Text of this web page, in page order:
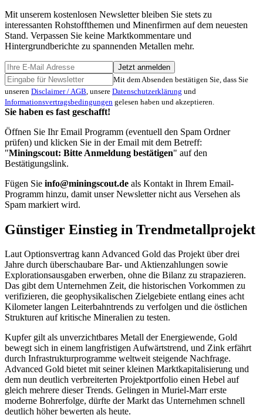
Mit unserem kostenlosen Newsletter bleiben Sie stets zu
interessanten Rohstoffthemen und Minenfirmen auf dem neuesten
Stand. Verpassen Sie keine Marktkommentare und
Hintergrundberichte zu spannenden Metallen mehr.
Jetzt anmelden
Mit dem Absenden bestätigen Sie, dass Sie
unseren Disclaimer / AGB , unsere Datenschutzerklärung und
Informationsvertragsbedingungen gelesen haben und akzeptieren.
Sie haben es fast geschafft!
Öffnen Sie Ihr Email Programm (eventuell den Spam Ordner
prüfen) und klicken Sie in der Email mit dem Betreff:
"Miningscout: Bitte Anmeldung bestätigen" auf den
Bestätigungslink.
Fügen Sie info@miningscout.de als Kontakt in Ihrem Email-
Programm hinzu, damit unser Newsletter nicht aus Versehen als
Spam markiert wird.
Günstiger Einstieg in Trendmetallprojekt
Laut Optionsvertrag kann Advanced Gold das Projekt über drei
Jahre durch überschaubare Bar- und Aktienzahlungen sowie
Explorationsausgaben erwerben, ohne die Bilanz zu strapazieren.
Das gibt dem Unternehmen Zeit, die historischen Vorkommen zu
verifizieren, die geophysikalischen Zielgebiete entlang eines acht
Kilometer langen Leiterbahntrends zu verfolgen und die östlichen
Strukturen auf kritische Mineralien zu testen.
Kupfer gilt als unverzichtbares Metall der Energiewende, Gold
bewegt sich in einem langfristigen Aufwärtstrend, und Zink erfährt
durch Infrastrukturprogramme weltweit steigende Nachfrage.
Advanced Gold bietet mit seiner kleinen Marktkapitalisierung und
dem nun deutlich verbreiterten Projektportfolio einen Hebel auf
gleich mehrere dieser Trends. Gelingen in Muriel-Marr erste
moderne Bohrerfolge, dürfte der Markt das Unternehmen schnell
deutlich höher bewerten als heute.